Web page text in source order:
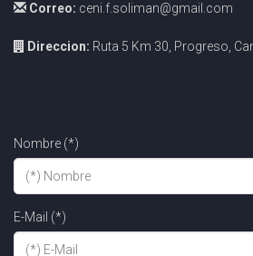
Correo: ceni.f.soliman@gmail.com
Direccion: Ruta 5 Km 30, Progreso,
Nombre (*)
E-Mail (*)